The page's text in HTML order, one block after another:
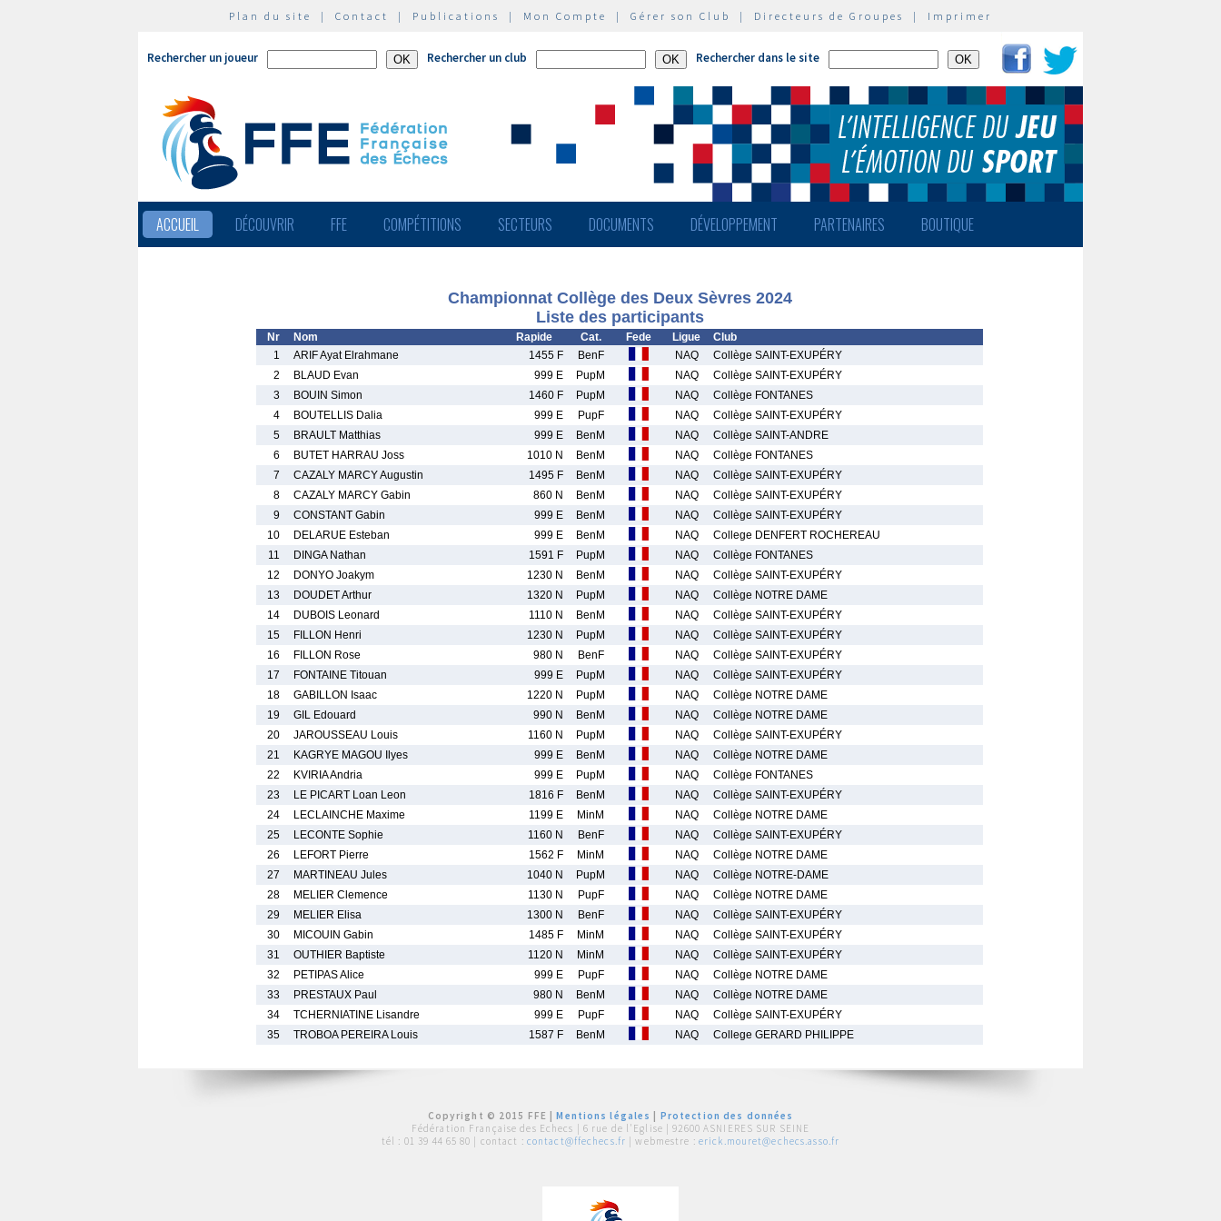
Plan du site | Contact | Publications | Mon Compte | Gérer son Club | Directeurs de Groupes | Imprimer
Rechercher un joueur Rechercher un club Rechercher dans le site
ACCUEIL DÉCOUVRIR FFE COMPÉTITIONS SECTEURS DOCUMENTS DÉVELOPPEMENT PARTENAIRES BOUTIQUE
Championnat Collège des Deux Sèvres 2024
Liste des participants
Nr Nom Rapide Cat. Fede Ligue
Club
1
ARIF Ayat Elrahmane 1455 F BenF NAQ
Collège SAINT-EXUPÉRY
2
BLAUD Evan 999 E PupM NAQ
Collège SAINT-EXUPÉRY
3
BOUIN Simon 1460 F PupM NAQ
Collège FONTANES
4
BOUTELLIS Dalia 999 E PupF NAQ
Collège SAINT-EXUPÉRY
5
BRAULT Matthias 999 E BenM NAQ
Collège SAINT-ANDRE
6
BUTET HARRAU Joss 1010 N BenM NAQ
Collège FONTANES
7
CAZALY MARCY Augustin 1495 F BenM NAQ
Collège SAINT-EXUPÉRY
8
CAZALY MARCY Gabin 860 N BenM NAQ
Collège SAINT-EXUPÉRY
9
CONSTANT Gabin 999 E BenM NAQ
Collège SAINT-EXUPÉRY
10
DELARUE Esteban 999 E BenM NAQ
College DENFERT ROCHEREAU
11
DINGA Nathan 1591 F PupM NAQ
Collège FONTANES
12
DONYO Joakym 1230 N BenM NAQ
Collège SAINT-EXUPÉRY
13
DOUDET Arthur 1320 N PupM NAQ
Collège NOTRE DAME
14
DUBOIS Leonard 1110 N BenM NAQ
Collège SAINT-EXUPÉRY
15
FILLON Henri 1230 N PupM NAQ
Collège SAINT-EXUPÉRY
16
FILLON Rose 980 N BenF NAQ
Collège SAINT-EXUPÉRY
17
FONTAINE Titouan 999 E PupM NAQ
Collège SAINT-EXUPÉRY
18
GABILLON Isaac 1220 N PupM NAQ
Collège NOTRE DAME
19
GIL Edouard 990 N BenM NAQ
Collège NOTRE DAME
20
JAROUSSEAU Louis 1160 N PupM NAQ
Collège SAINT-EXUPÉRY
21
KAGRYE MAGOU Ilyes 999 E BenM NAQ
Collège NOTRE DAME
22
KVIRIA Andria 999 E PupM NAQ
Collège FONTANES
23
LE PICART Loan Leon 1816 F BenM NAQ
Collège SAINT-EXUPÉRY
24
LECLAINCHE Maxime 1199 E MinM NAQ
Collège NOTRE DAME
25
LECONTE Sophie 1160 N BenF NAQ
Collège SAINT-EXUPÉRY
26
LEFORT Pierre 1562 F MinM NAQ
Collège NOTRE DAME
27
MARTINEAU Jules 1040 N PupM NAQ
Collège NOTRE-DAME
28
MELIER Clemence 1130 N PupF NAQ
Collège NOTRE DAME
29
MELIER Elisa 1300 N BenF NAQ
Collège SAINT-EXUPÉRY
30
MICOUIN Gabin 1485 F MinM NAQ
Collège SAINT-EXUPÉRY
31
OUTHIER Baptiste 1120 N MinM NAQ
Collège SAINT-EXUPÉRY
32
PETIPAS Alice 999 E PupF NAQ
Collège NOTRE DAME
33
PRESTAUX Paul 980 N BenM NAQ
Collège NOTRE DAME
34
TCHERNIATINE Lisandre 999 E PupF NAQ
Collège SAINT-EXUPÉRY
35
TROBOA PEREIRA Louis 1587 F BenM NAQ College GERARD PHILIPPE
Copyright © 2015 FFE |Mentions légales
Protection des données
Fédération Française des Echecs | 6 rue de l'Eglise | 92600 ASNIERES SUR SEINE
tél : 01 39 44 65 80 | contact : contact@ffechecs.fr | webmestre : erick.mouret@echecs.asso.fr